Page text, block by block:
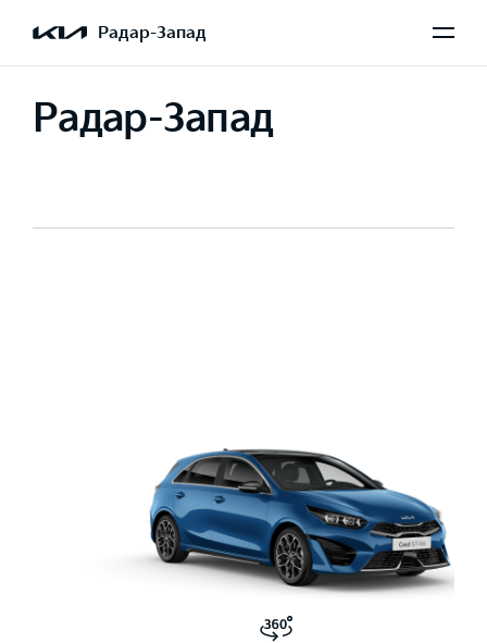
Радар-Запад
Радар-Запад